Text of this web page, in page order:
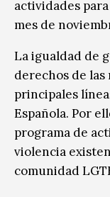
actividades
mes de
La igualdad de
derechos de las
principales
Española. Por
programa de
violencia
comunidad